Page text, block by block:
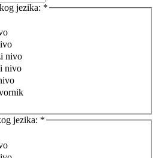
jezika: *
nivo
nivo
jezika: *